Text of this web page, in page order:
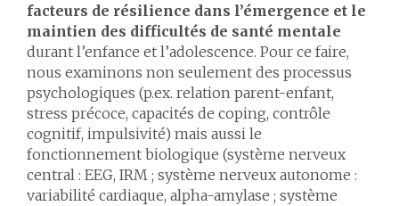
facteurs de résilience dans l’émergence et le
maintien des difficultés de santé mentale
durant l’enfance et l’adolescence. Pour ce faire,
nous examinons non seulement des processus
psychologiques (p.ex. relation parent-enfant,
stress précoce, capacités de coping, contrôle
cognitif, impulsivité) mais aussi le
fonctionnement biologique (système nerveux
central : EEG, IRM ; système nerveux autonome :
variabilité cardiaque, alpha-amylase ; système